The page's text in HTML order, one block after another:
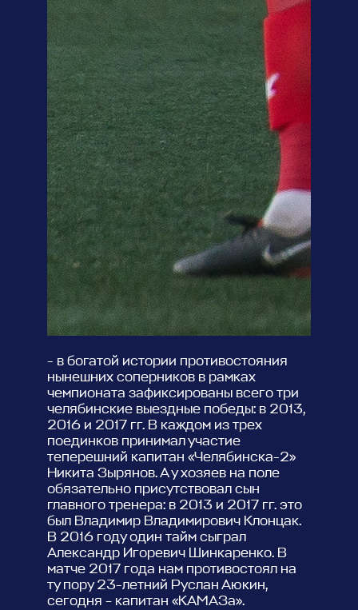
- в богатой истории противостояния
нынешних соперников в рамках
чемпионата зафиксированы всего три
челябинские выездные победы: в 2013,
2016 и 2017 гг. В каждом из трех
поединков принимал участие
теперешний капитан «Челябинска-2»
Никита Зырянов. А у хозяев на поле
обязательно присутствовал сын
главного тренера: в 2013 и 2017 гг. это
был Владимир Владимирович Клонцак.
В 2016 году один тайм сыграл
Александр Игоревич Шинкаренко. В
матче 2017 года нам противостоял на
ту пору 23-летний Руслан Аюкин,
сегодня – капитан «КАМАЗа».